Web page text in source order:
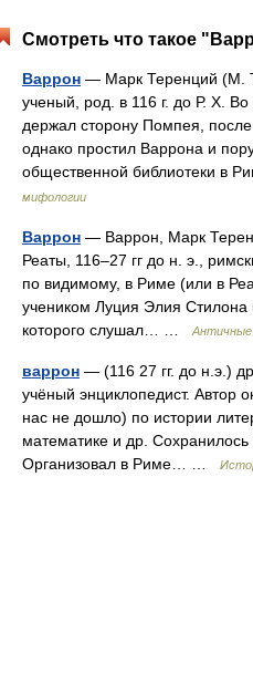
Смотреть что такое
Варрон — Марк Теренций (М.
ученый, род. в 116 г. до Р. X.
держал сторону Помпея,
однако простил Варрона и
общественной библиотеки в
мифологии
Варрон — Варрон, Марк
Реаты, 116–27 гг до н. э.,
по видимому, в Риме (или в
учеником Луция Элия Стилона
которого слушал… …
варрон — (116 27 гг. до н.э.)
учёный энциклопедист. Автор
нас не дошло) по истории
математике и др. Сохранилось
Организовал в Риме… …